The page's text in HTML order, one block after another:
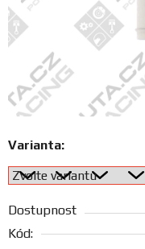
Obchodní
podmínky
Doprava
Blog
a
katalogy
Varianta:
Dostupnost
Kód: